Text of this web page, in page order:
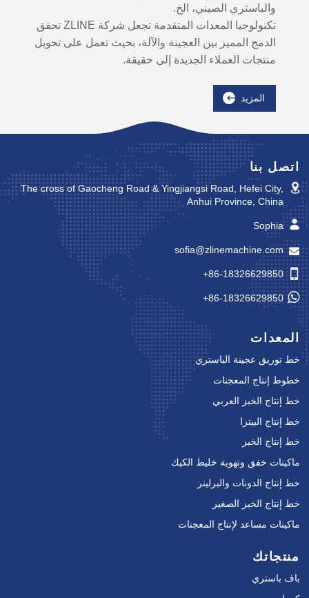
والباستري الصيني، الخ.
تكنولوجيا المعدات المتقدمة تجعل شركة ZLINE تحقق
الدمج المميز بين العجينة والآلة، بحيث تعمل على تحويل
منتجات العملاء الجديدة إلى حقيقة.
المزيد
اتصل بنا
The cross of Gaocheng Road & Yingjiangsi Road, Hefei City,
Anhui Province, China
Sophia
sofia@zlinemachine.com
+86-18326629850
+86-18326629850
المعدات
خط توريق عجينة الباستري
خطوط إنتاج المعجنات
خط إنتاج الخبز العربي
خط إنتاج البيتزا
خط إنتاج الخبز
ماكينات خفق وتهوية خليط الكيك
خط إنتاج الدونات والبرلينر
خط إنتاج الخبز الصغير
ماكينات مساعد لإنتاج المعجنات
منتجاتك
باف باستري